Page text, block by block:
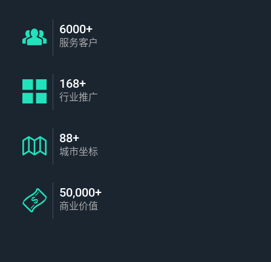
6000+
服务客户
168+
行业推广
88+
城市坐标
50,000+
商业价值